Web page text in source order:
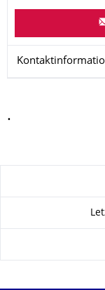
.
Zu dieser